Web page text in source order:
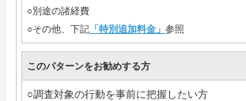
○別途の諸経費
○その他、下記 「特別追加料金」 参照
このパターンをお勧めする方
○調査対象の行動を事前に把握したい方